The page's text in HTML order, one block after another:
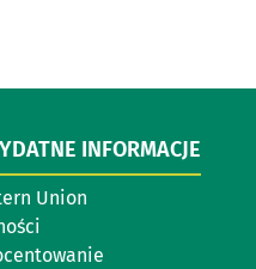
INFORMACJE
Union